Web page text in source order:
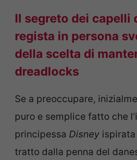
Il segreto dei capelli
regista in persona
della scelta di
dreadlocks
Se a preoccupare,
puro e semplice fatto che
principessa Disney
tratto dalla penna del